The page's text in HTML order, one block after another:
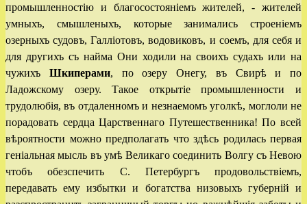
промышленностiю и благосостоянiемъ жителей, ‑ жителей
умныхъ, смышленыхъ, которые занимались строенiемъ
озерныхъ судовъ, Галлiотовъ, водовиковъ, и соемъ, для себя и
для другихъ съ найма Они ходили на своихъ судахъ или на
чужихъ Шкиперами, по озеру Онегу, въ Свирѣ и по
Ладожскому озеру. Такое открытiе промышленности и
трудолюбiя, въ отдаленномъ и незнаемомъ уголкѣ, моглоли не
порадовать сердца Царственнаго Путешественника! По всей
вѣроятности можно предполагать что здѣсь родилась первая
генiальная мысль въ умѣ Великаго соединить Волгу съ Невою
чтобъ обезспечить С. Петербургъ продовольствiемъ,
передавать ему избытки и богатства низовыхъ губернiй и